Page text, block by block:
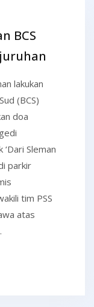
BCS
lakukan
(BCS)
doa
Sleman
parkir
tim PSS
atas